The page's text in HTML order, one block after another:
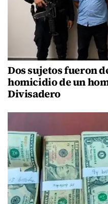
Dos sujetos fueron
homicidio de un
Divisadero